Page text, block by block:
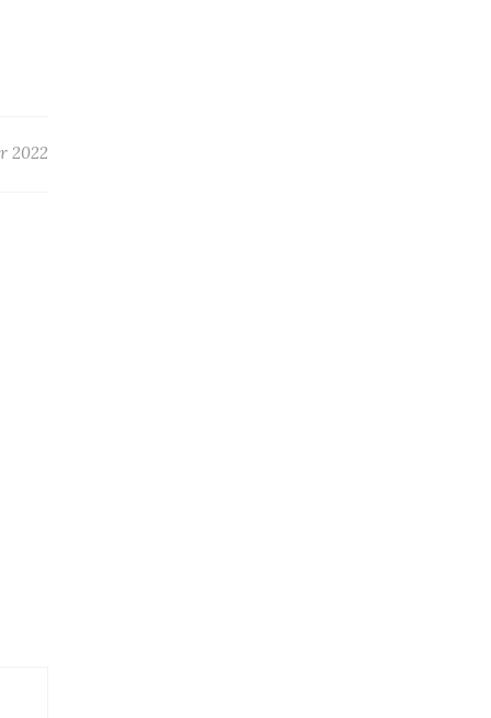
2022